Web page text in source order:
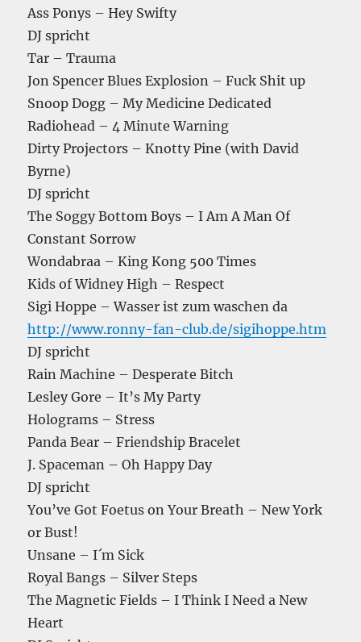
Ass Ponys – Hey Swifty
DJ spricht
Tar – Trauma
Jon Spencer Blues Explosion – Fuck Shit up
Snoop Dogg – My Medicine Dedicated
Radiohead – 4 Minute Warning
Dirty Projectors – Knotty Pine (with David
Byrne)
DJ spricht
The Soggy Bottom Boys – I Am A Man Of
Constant Sorrow
Wondabraa – King Kong 500 Times
Kids of Widney High – Respect
Sigi Hoppe – Wasser ist zum waschen da
http://www.ronny-fan-club.de/sigihoppe.htm
DJ spricht
Rain Machine – Desperate Bitch
Lesley Gore – It’s My Party
Holograms – Stress
Panda Bear – Friendship Bracelet
J. Spaceman – Oh Happy Day
DJ spricht
You’ve Got Foetus on Your Breath – New York
or Bust!
Unsane – I´m Sick
Royal Bangs – Silver Steps
The Magnetic Fields – I Think I Need a New
Heart